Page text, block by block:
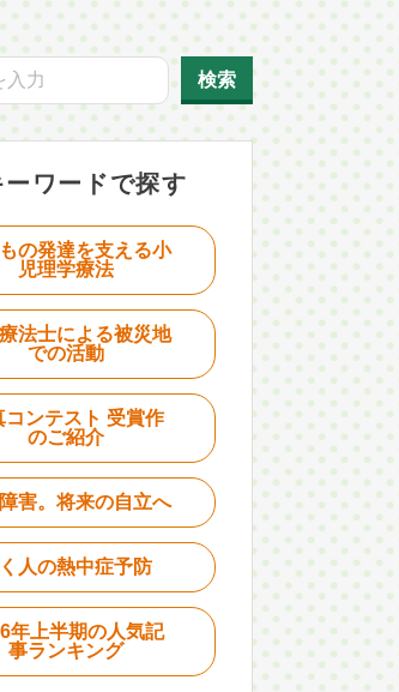
ーワードで探す
の発達を支える小
児理学療法
法士による被災地
での活動
コンテスト 受賞作
のご紹介
害。将来の自立へ
人の熱中症予防
年上半期の人気記
事ランキング